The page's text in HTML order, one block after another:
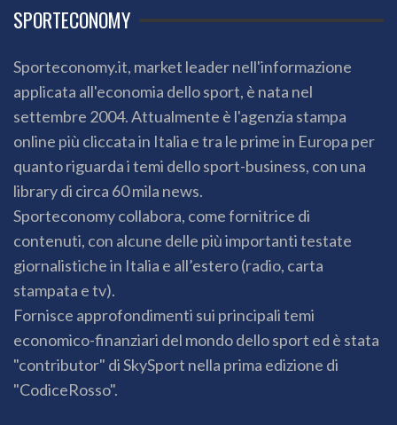
SPORTECONOMY
Sporteconomy.it, market leader nell'informazione
applicata all'economia dello sport, è nata nel
settembre 2004. Attualmente è l'agenzia stampa
online più cliccata in Italia e tra le prime in Europa per
quanto riguarda i temi dello sport-business, con una
library di circa 60 mila news.
Sporteconomy collabora, come fornitrice di
contenuti, con alcune delle più importanti testate
giornalistiche in Italia e all’estero (radio, carta
stampata e tv).
Fornisce approfondimenti sui principali temi
economico-finanziari del mondo dello sport ed è stata
"contributor" di SkySport nella prima edizione di
"CodiceRosso".